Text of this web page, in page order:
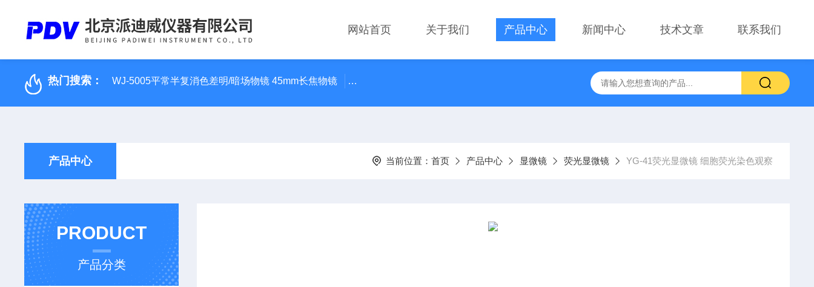
网站首页 关于我们 产品中心 新闻中心 技术文章 联系我们
热门搜索： WJ-5005平常半复消色差明/暗场物镜 45mm长焦物镜 LMPLN-IR/LCPLN-IR奥林巴斯红外线观察用显微镜物镜 PT-GD402电动升降台、位移台 电动滑台升降桌
产品中心 当前位置： 首页 产品中心 显微镜 荧光显微镜 YG-41荧光显微镜 细胞荧光染色观察
PRODUCT
产品分类